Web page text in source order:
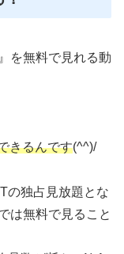
を無料で見れる動
きるんです(^^)/
の独占見放題とな
は無料で見ること